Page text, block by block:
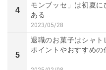
4
モンブッセ」は初夏
ある...
2023/05/28
5
退職のお菓子はシャ
ポイントやおすすめの